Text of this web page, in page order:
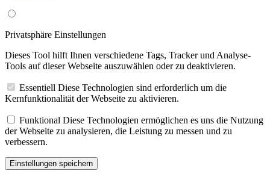
Privatsphäre Einstellungen
Dieses Tool hilft Ihnen verschiedene Tags, Tracker und Analyse-
Tools auf dieser Webseite auszuwählen oder zu deaktivieren.
Essentiell Diese Technologien sind erforderlich um die
Kernfunktionalität der Webseite zu aktivieren.
Funktional Diese Technologien ermöglichen es uns die Nutzung
der Webseite zu analysieren, die Leistung zu messen und zu
verbessern.
Einstellungen speichern